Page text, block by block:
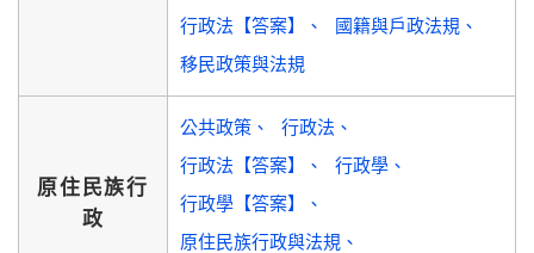
行政法【答案】
國籍與戶政法規
移民政策與法規
原住民族行
政
公共政策
行政法
行政法【答案】
行政學
行政學【答案】
原住民族行政與法規